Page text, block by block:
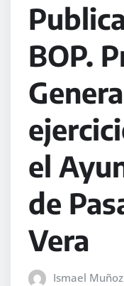
BOP.
el
de
Vera
Ismael